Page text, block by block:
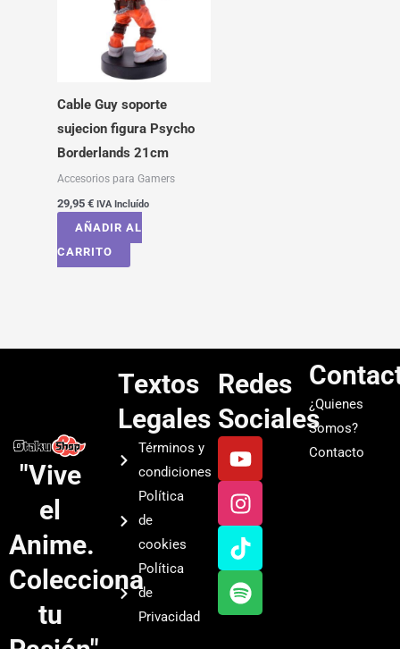
Cable Guy soporte
sujecion figura Psycho
Borderlands 21cm
Accesorios para Gamers
29,95 € IVA Incluído
AÑADIR AL
CARRITO
"Vive
el
Anime.
Colecciona
tu
Textos
Legales
Términos y
condiciones
Política
de
cookies
Política
de
Privacidad
Redes
Sociales
Y
o
u
t
u
b
e
I
n
s
t
a
g
r
a
T
i
k
t
o
k
S
p
o
t
i
f
y
¿Quienes
Somos?
Contacto